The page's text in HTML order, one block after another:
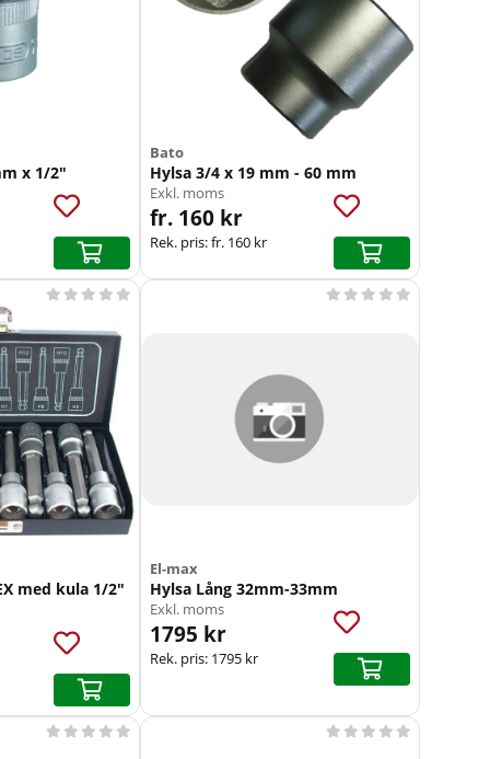
x 1/2"
Bato
Hylsa 3/4 x 19 mm - 60 mm
Exkl. moms
fr. 160 kr
Rek. pris:fr. 160 kr
med kula 1/2"
    
El-max
Hylsa Lång 32mm-33mm
    
Exkl. moms
1795 kr
Rek. pris: 1795 kr
         